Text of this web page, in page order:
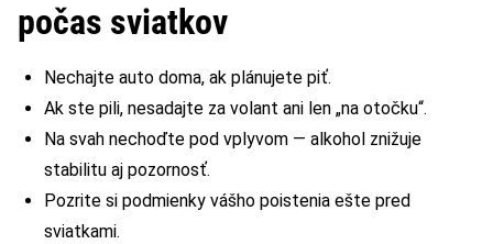
počas sviatkov
Nechajte auto doma, ak plánujete piť.
Ak ste pili, nesadajte za volant ani len „na otočku“.
Na svah nechoďte pod vplyvom — alkohol znižuje
stabilitu aj pozornosť.
Pozrite si podmienky vášho poistenia ešte pred
sviatkami.